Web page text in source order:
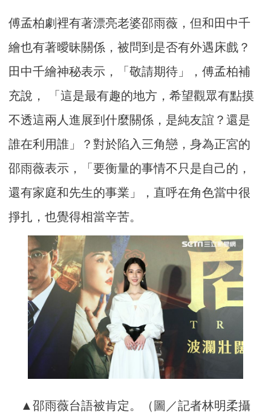
傅孟柏劇裡有著漂亮老婆邵雨薇，但和田中千
繪也有著曖昧關係，被問到是否有外遇床戲？
田中千繪神秘表示，「敬請期待」，傅孟柏補
充說， 「這是最有趣的地方，希望觀眾有點摸
不透這兩人進展到什麼關係，是純友誼？還是
誰在利用誰」？對於陷入三角戀，身為正宮的
邵雨薇表示，「要衡量的事情不只是自己的，
還有家庭和先生的事業」，直呼在角色當中很
掙扎，也覺得相當辛苦。
▲邵雨薇台語被肯定。（圖／記者林明柔攝